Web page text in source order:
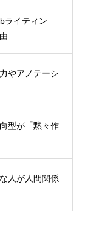
ライティン
やアノテーシ
型が「黙々作
人が人間関係